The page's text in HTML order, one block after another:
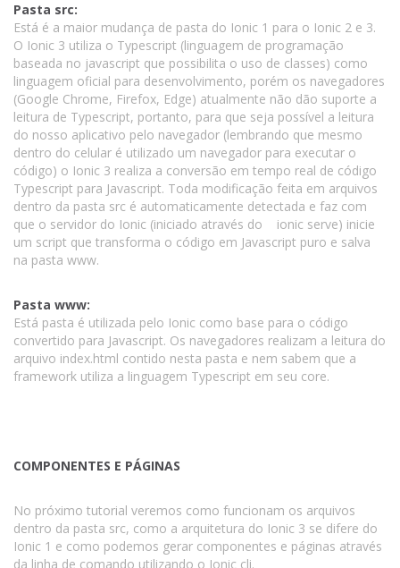
Pasta src:
Está é a maior mudança de pasta do Ionic 1 para o Ionic 2 e 3.
O Ionic 3 utiliza o Typescript (linguagem de programação
baseada no javascript que possibilita o uso de classes) como
linguagem oficial para desenvolvimento, porém os navegadores
(Google Chrome, Firefox, Edge) atualmente não dão suporte a
leitura de Typescript, portanto, para que seja possível a leitura
do nosso aplicativo pelo navegador (lembrando que mesmo
dentro do celular é utilizado um navegador para executar o
código) o Ionic 3 realiza a conversão em tempo real de código
Typescript para Javascript. Toda modificação feita em arquivos
dentro da pasta src é automaticamente detectada e faz com
que o servidor do Ionic (iniciado através do ionic serve) inicie
um script que transforma o código em Javascript puro e salva
na pasta www.
Pasta www:
Está pasta é utilizada pelo Ionic como base para o código
convertido para Javascript. Os navegadores realizam a leitura do
arquivo index.html contido nesta pasta e nem sabem que a
framework utiliza a linguagem Typescript em seu core.
COMPONENTES E PÁGINAS
No próximo tutorial veremos como funcionam os arquivos
dentro da pasta src, como a arquitetura do Ionic 3 se difere do
Ionic 1 e como podemos gerar componentes e páginas através
da linha de comando utilizando o Ionic cli.